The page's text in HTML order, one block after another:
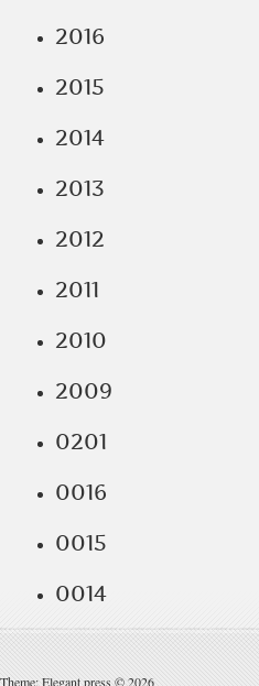
2016
2015
2014
2013
2012
2011
2010
2009
0201
0016
0015
0014
Theme: Elegant press © 2026